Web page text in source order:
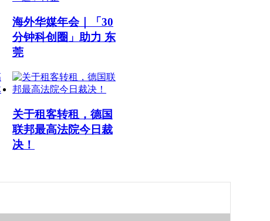
海外华媒年会｜「30
分钟科创圈」助力 东
莞
关于租客转租，德国
联邦最高法院今日裁
决！